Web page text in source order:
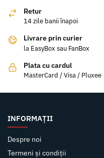
Retur
14 zile banii înapoi
Livrare prin curier
la EasyBox sau FanBox
Plata cu cardul
MasterCard / Visa / Pluxee
INFORMAȚII
Despre noi
Termeni și condiții